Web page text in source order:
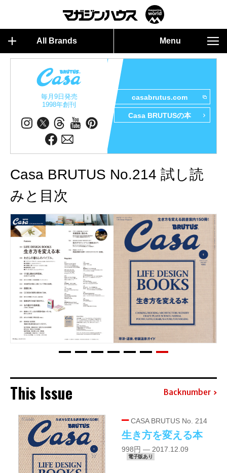
All Brands Menu
毎月9日発売
1998年創刊
casabrutus.com
Casa BRUTUSの本
Casa BRUTUS No.214 試し読
みと目次
This Issue Backnumber
CASA BRUTUS No. 214
生き方を変える本
998円 — 2017.12.09
電子版あり